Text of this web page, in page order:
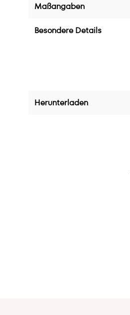
Maßangaben
Besondere Details
Herunterladen